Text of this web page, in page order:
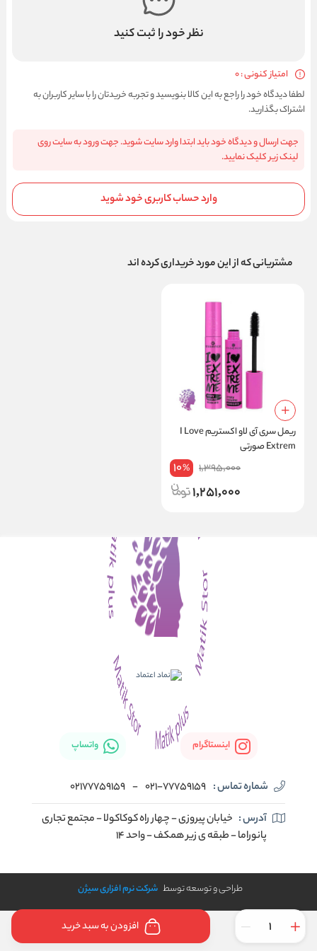
افزودن به سبد خرید
نظر خود را ثبت کنید
امتیاز کنونی : 0
لطفا دیدگاه خود را راجع به این کالا بنویسید و تجربه خریدتان را با سایر کاربران به
اشتراک بگذارید.
جهت ارسال و دیدگاه خود باید ابتدا وارد سایت شوید. جهت ورود به سایت روی
لینک زیر کلیک نمایید.
وارد حساب کاربری خود شوید
مشتریانی که از این مورد خریداری کرده اند
ریمل سری آی لاو اکستریم I Love
Extrem صورتی
1,395,000
10%
1,251,000
اینستاگرام واتساپ
شماره تماس : 021-77759159
-
02177759159
آدرس : خیابان پیروزی - چهار راه کوکاکولا - مجتمع تجاری
پانوراما - طبقه ی زیر همکف - واحد 14
طراحی و توسعه توسط شرکت نرم افزاری سیژن